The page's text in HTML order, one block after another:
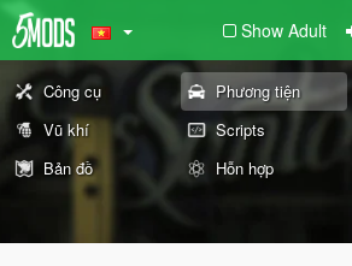
Show Adult
Công cụ Phương tiện
Vũ khí
Scripts
Bản đồ
Hỗn hợp